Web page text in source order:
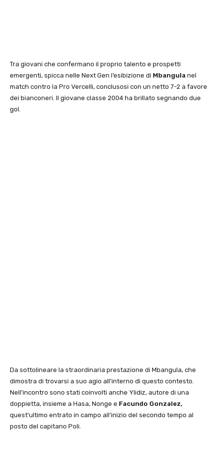
Tra giovani che confermano il proprio talento e prospetti
emergenti, spicca nelle Next Gen l’esibizione di Mbangula nel
match contro la Pro Vercelli, conclusosi con un netto 7-2 a favore
dei bianconeri. Il giovane classe 2004 ha brillato segnando due
gol.
Da sottolineare la straordinaria prestazione di Mbangula, che
dimostra di trovarsi a suo agio all’interno di questo contesto.
Nell’incontro sono stati coinvolti anche Ylidiz, autore di una
doppietta, insieme a Hasa, Nonge e Facundo Gonzalez,
quest’ultimo entrato in campo all’inizio del secondo tempo al
posto del capitano Poli.